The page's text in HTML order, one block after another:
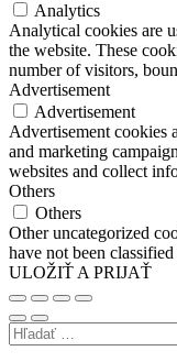
Analytics
Analytical cookies are
the website. These
number of visitors,
Advertisement
Advertisement
Advertisement cookies
and marketing
websites and collect
Others
Others
Other uncategorized
have not been
ULOŽIŤ A PRIJAŤ